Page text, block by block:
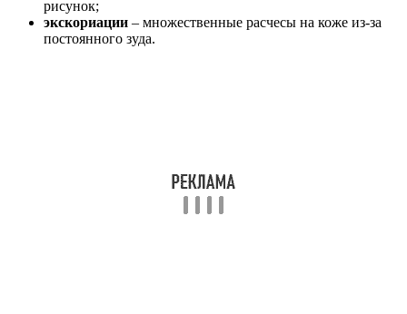
Чаще всего он проявляется на руках, особенно у людей, чья
работа связана с постоянным контактом с раздражающими
веществами.
для лечения различных заболеваний.
При коагуляции бородавок используются кислоты и щелочи,